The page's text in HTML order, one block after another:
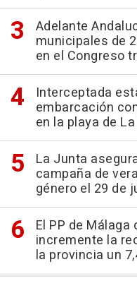
Adelante
municipales de
en el Congreso
Interceptada
embarcación
en la playa de
La Junta
campaña de
género el 29 de
El PP de
incremente la
la provincia un